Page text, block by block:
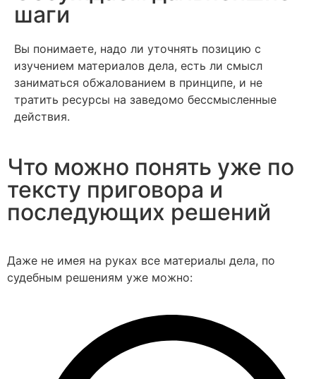
шаги
Вы понимаете, надо ли уточнять позицию с
изучением материалов дела, есть ли смысл
заниматься обжалованием в принципе, и не
тратить ресурсы на заведомо бессмысленные
действия.
Что можно понять уже по
тексту приговора и
последующих решений
Даже не имея на руках все материалы дела, по
судебным решениям уже можно: